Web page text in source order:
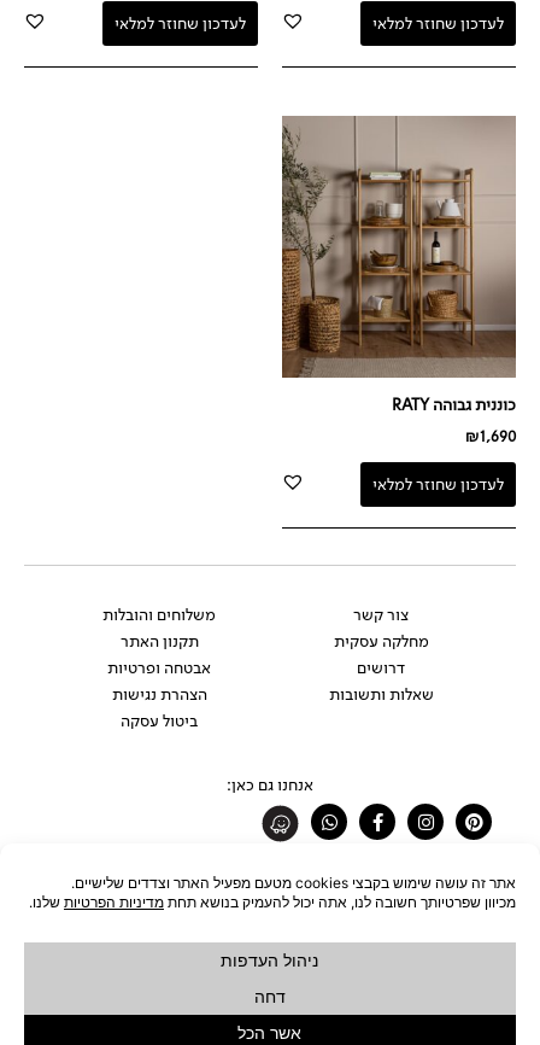
לעדכון שחוזר למלאי לעדכון שחוזר למלאי
כוננית גבוהה RATY
₪1,690
לעדכון שחוזר למלאי
צור קשר
מחלקה עסקית
דרושים
שאלות ותשובות
משלוחים והובלות
תקנון האתר
אבטחה ופרטיות
הצהרת נגישות
ביטול עסקה
אנחנו גם כאן:
Pinterest
Instagram
Facebook-
f
Whatsapp
רוצים להתעדכן לפני כולם?